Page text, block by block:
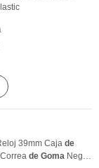
39mm Caja de
de Goma Negra